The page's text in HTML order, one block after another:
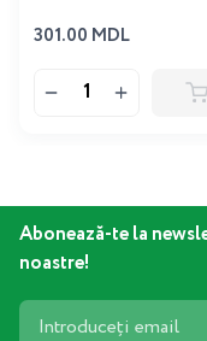
301.00 MDL
Abonează-te la
noastre!